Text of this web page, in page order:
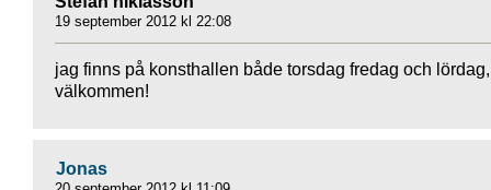
19 september 2012 kl 22:08
jag finns på konsthallen både torsdag fredag och lördag,
välkommen!
Jonas